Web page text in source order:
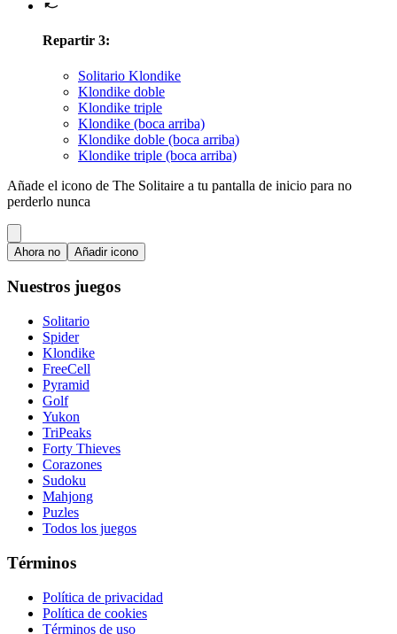
Repartir 3:
Solitario Klondike
Klondike doble
Klondike triple
Klondike (boca arriba)
Klondike doble (boca arriba)
Klondike triple (boca arriba)
Añade el icono de The Solitaire a tu pantalla de inicio para no
perderlo nunca
Ahora no Añadir icono
Nuestros juegos
Solitario
Spider
Klondike
FreeCell
Pyramid
Golf
Yukon
TriPeaks
Forty Thieves
Corazones
Sudoku
Mahjong
Puzles
Todos los juegos
Términos
Política de privacidad
Política de cookies
Términos de uso